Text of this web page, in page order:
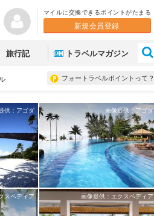
マイルに交換できるポイントがたまる
新規会員登録
旅行記 トラベルマガジン
フォートラベルポイントって？
供：アゴダ 画像提供：アゴダ
スペディア 画像提供：エクスペディア